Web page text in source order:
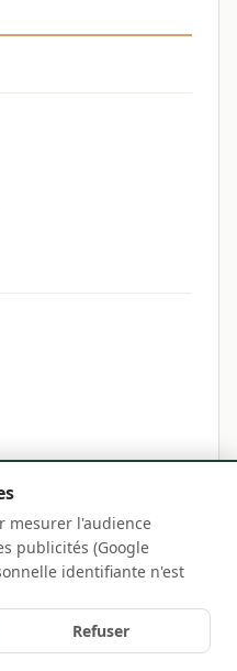
mesurer l'audience
publicités (Google
identifiante n'est
Refuser